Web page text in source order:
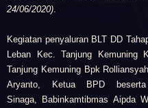
24/06/2020)
Kegiatan penyaluran BLT DD
Leban Kec. Tanjung Kemuning
Tanjung Kemuning Bpk
Aryanto, Ketua BPD
Sinaga, Babinkamtibmas Aipda